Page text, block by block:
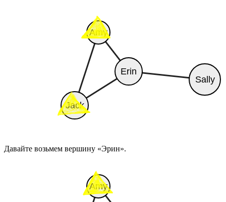
Давайте возьмем вершину «Эрин».